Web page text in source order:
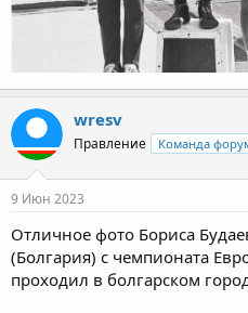
wresv
Правление Команда
9 Июн 2023
Отличное фото Бориса
(Болгария) с чемпионата
проходил в болгарском